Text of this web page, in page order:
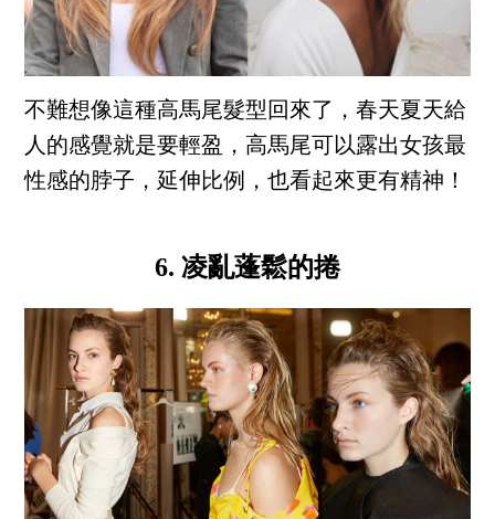
不難想像這種高馬尾髮型回來了，春天夏天給
人的感覺就是要輕盈，高馬尾可以露出女孩最
性感的脖子，延伸比例，也看起來更有精神！
6. 凌亂蓬鬆的捲